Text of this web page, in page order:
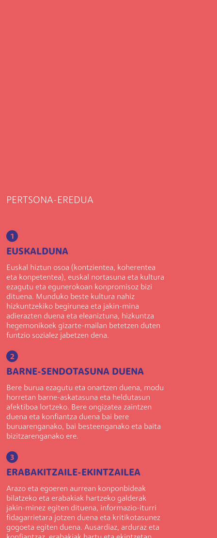
PERTSONA-EREDUA
1
EUSKALDUNA
Euskal hiztun osoa (kontzientea, koherentea
eta konpetentea), euskal nortasuna eta kultura
ezagutu eta egunerokoan konpromisoz bizi
dituena. Munduko beste kultura nahiz
hizkuntzekiko begirunea eta jakin-mina
adierazten duena eta eleaniztuna, hizkuntza
hegemonikoek gizarte-mailan betetzen duten
funtzio sozialez jabetzen dena.
2
BARNE-SENDOTASUNA DUENA
Bere burua ezagutu eta onartzen duena, modu
horretan barne-askatasuna eta heldutasun
afektiboa lortzeko. Bere ongizatea zaintzen
duena eta konfiantza duena bai bere
buruarenganako, bai besteenganako eta baita
bizitzarenganako ere.
3
ERABAKITZAILE-EKINTZAILEA
Arazo eta egoeren aurrean konponbideak
bilatzeko eta erabakiak hartzeko galderak
jakin-minez egiten dituena, informazio-iturri
fidagarrietara jotzen duena eta kritikotasunez
gogoeta egiten duena. Ausardiaz, arduraz eta